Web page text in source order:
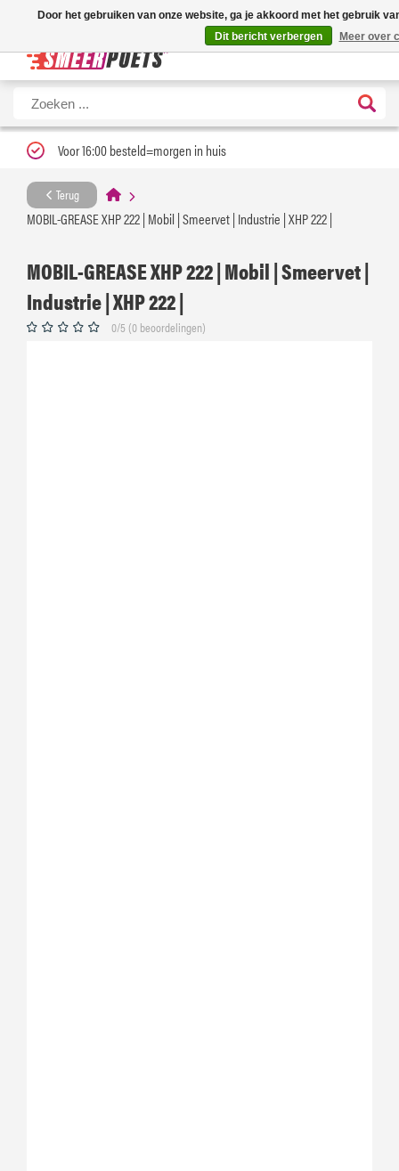
Nieuwe levertijd: 1 tot 3 werkdagen | Nu 25% korting op gehele assortiment
Voor 16:00 besteld=morgen in huis
Terug
MOBIL-GREASE XHP 222 | Mobil | Smeervet | Industrie | XHP 222 |
MOBIL-GREASE XHP 222 | Mobil | Smeervet |
Industrie | XHP 222 |
0/5 (0 beoordelingen)
Door het gebruiken van onze website, ga je akkoord met het gebruik
Dit bericht verbergen
Meer over